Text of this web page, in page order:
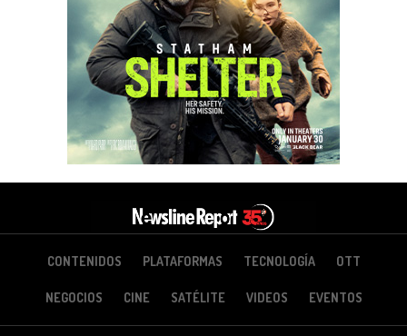
CONTENIDOS PLATAFORMAS TECNOLOGÍA OTT
NEGOCIOS CINE SATÉLITE VIDEOS EVENTOS